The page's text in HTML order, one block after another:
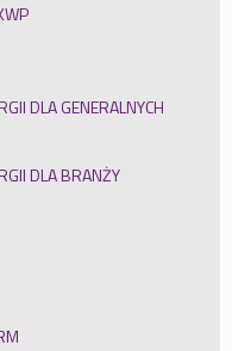
DLA GENERALNYCH
DLA BRANŻY